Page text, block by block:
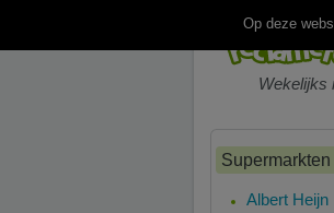
Wekelijks
Supermarkten
Albert Heijn
Op deze